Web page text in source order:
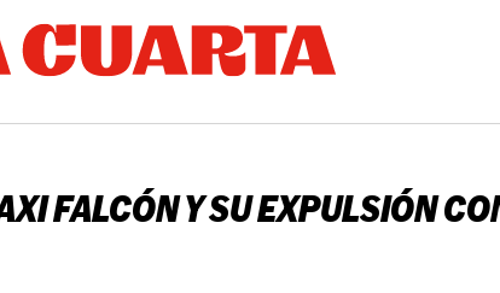
FALCÓN Y SU EXPULSIÓN